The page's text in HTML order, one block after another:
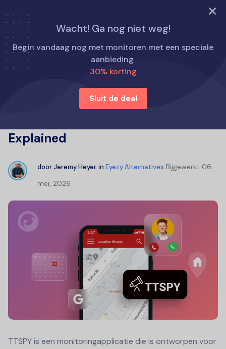
PROBEER NU
Wacht! Ga nog niet weg!
Begin vandaag nog met monitoren met een speciale
aanbieding
30% korting
Sluit de deal
Home
Eyezy Alternatieven
TTSpy App Review: Does TTSpy Work? Features, Pros &
Cons Explained
TTSpy App Review: Does TTSpy
Explained
doorJeremy Heyer in Eyezy Alternatives Bijgewerkt 06
mei, 2026
TTSPY is een monitoringapplicatie die is ontworpen voor